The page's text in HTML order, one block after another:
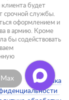
Max
будет
срочной службы.
оформлением и
в армию. Кроме
бы содействовать
Политика